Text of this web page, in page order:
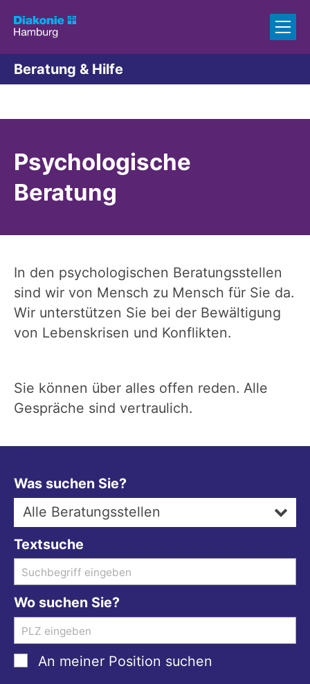
Beratung & Hilfe
Psychologische
Beratung
In den psychologischen Beratungsstellen
sind wir von Mensch zu Mensch für Sie da.
Wir unterstützen Sie bei der Bewältigung
von Lebenskrisen und Konflikten.
Sie können über alles offen reden. Alle
Gespräche sind vertraulich.
Was suchen Sie?
Alle Beratungsstellen
Textsuche
Wo suchen Sie?
An meiner Position suchen